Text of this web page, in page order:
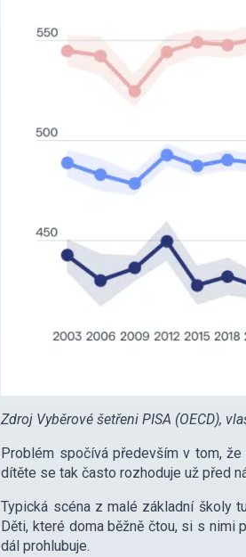
Zdroj Vyběrové šetřeni PISA (OECD),
Problém spočívá především v tom,
dítěte se tak často rozhoduje už před
Typická scéna z malé základní školy
Děti, které doma běžně čtou, si s nimi
dál prohlubuje.